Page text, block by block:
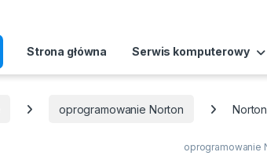
Strona główna Serwis komputerowy
oprogramowanie Norton
oprogramowanie